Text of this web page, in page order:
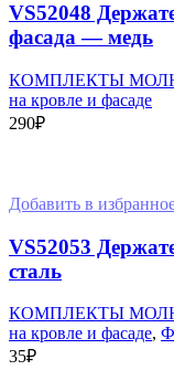
VS52048
фасада — медь
КОМПЛЕКТЫ
на кровле и фасаде
290₽
Добавить в
VS52053
сталь
КОМПЛЕКТЫ
на кровле и фасаде,
35₽